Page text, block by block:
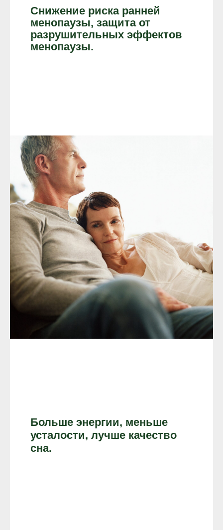
Снижение риска ранней
менопаузы, защита от
разрушительных эффектов
менопаузы.
Больше энергии, меньше
усталости, лучше качество
сна.